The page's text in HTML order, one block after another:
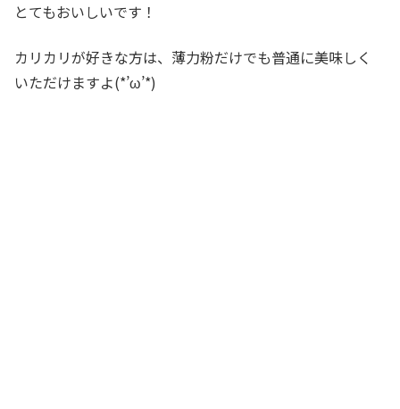
とてもおいしいです！
カリカリが好きな方は、薄力粉だけでも普通に美味しく
いただけますよ(*’ω’*)